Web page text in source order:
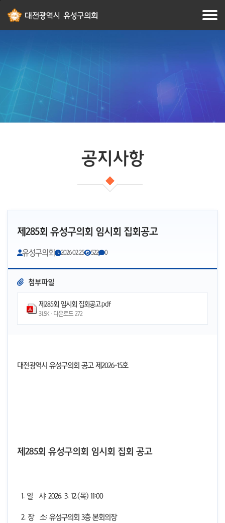
바로가기
바로가기
공지사항
제285회 유성구의회 임시회 집회공고
유성구의회 2026.02.25 522 0
첨부파일
제285회 임시회 집회공고.pdf
31.5K · 다운로드 272
대전광역시 유성구의회 공고 제2026-15호
제285회 유성구의회 임시회 집회 공고
1. 일 시: 2026. 3. 12.(목) 11:00
2. 장 소: 유성구의회 3층 본회의장